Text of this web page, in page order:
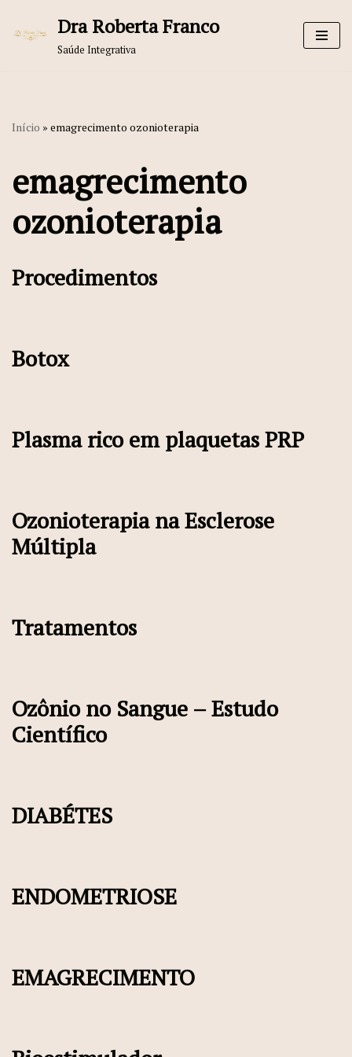
Pular
Dra Roberta Franco
Saúde Integrativa
Início » emagrecimento ozonioterapia
emagrecimento
ozonioterapia
Procedimentos
Botox
Plasma rico em plaquetas PRP
Ozonioterapia na Esclerose
Múltipla
Tratamentos
Ozônio no Sangue – Estudo
Científico
DIABÉTES
ENDOMETRIOSE
EMAGRECIMENTO